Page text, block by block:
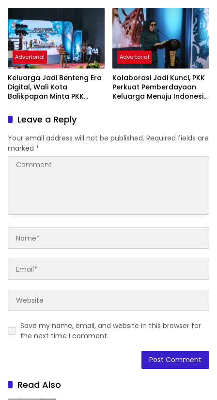
Advertorial
Keluarga Jadi Benteng Era
Digital, Wali Kota
Balikpapan Minta PKK
Karakter Generasi Muda
Advertorial
Kolaborasi Jadi Kunci, PKK
Perkuat Pemberdayaan
Keluarga Menuju Indonesia
Leave a Reply
Your email address will not be published. Required fields are
marked *
Save my name, email, and website in this browser for
the next time I comment.
Read Also